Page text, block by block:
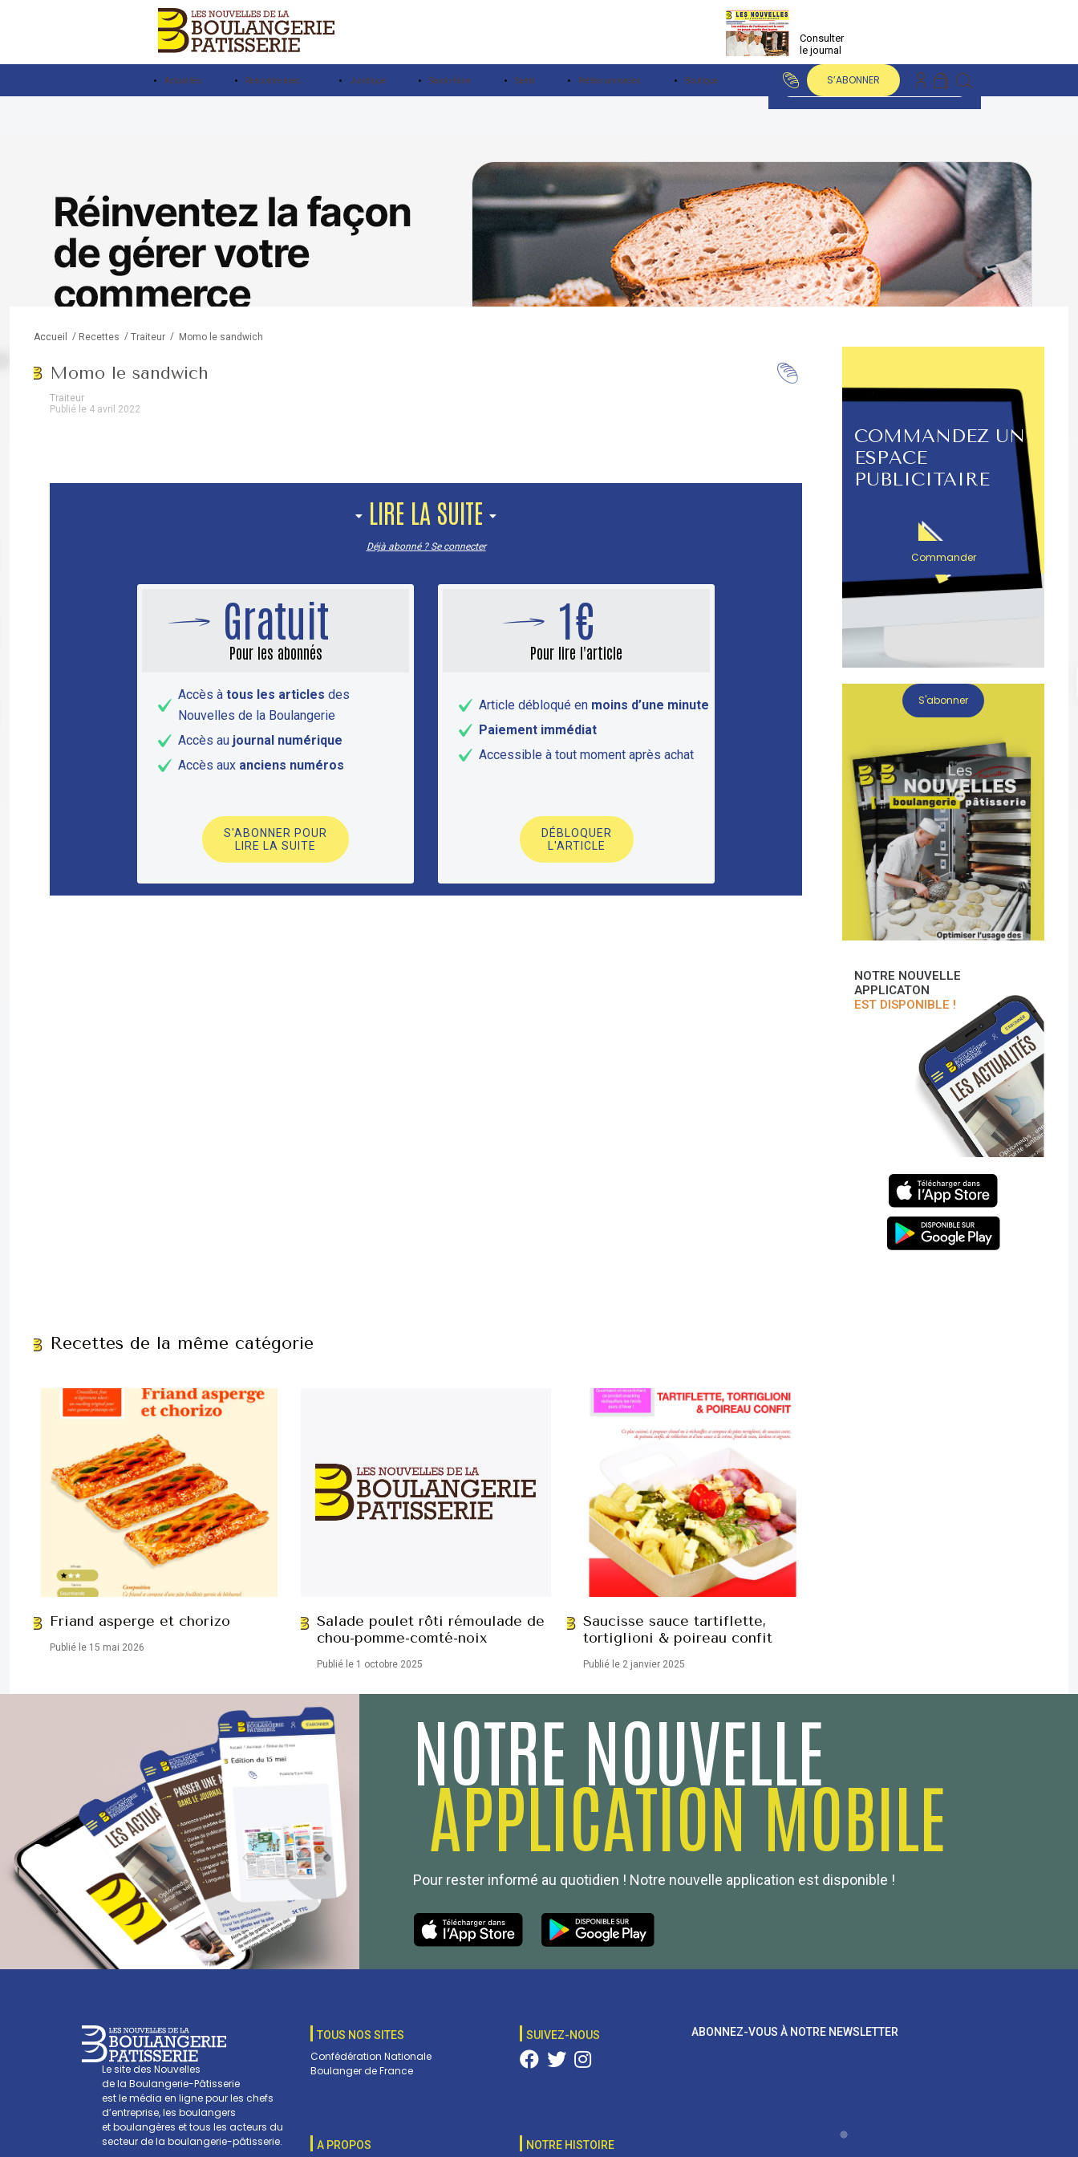
Consulter
le journal
Actualités Rencontre avec… Juridique Savoir-faire Santé Petites annonces Boutique S’ABONNER
Accueil / Recettes / Traiteur / Momo le sandwich
Momo le sandwich
Traiteur
Publié le 4 avril 2022
LIRE LA SUITE
Déjà abonné ? Se connecter
Gratuit
Pour les abonnés
Accès à tous les articles des
Nouvelles de la Boulangerie
Accès au journal numérique
Accès aux anciens numéros
S'ABONNER POUR
LIRE LA SUITE
1€
Pour lire l'article
Article débloqué en moins d’une minute
Paiement immédiat
Accessible à tout moment après achat
DÉBLOQUER
L'ARTICLE
COMMANDEZ UN
ESPACE
PUBLICITAIRE
Commander
S'abonner
NOTRE NOUVELLE
APPLICATON
EST DISPONIBLE !
Recettes de la même catégorie
Friand asperge et chorizo
Publié le 15 mai 2026
Salade poulet rôti rémoulade de
chou-pomme-comté-noix
Publié le 1 octobre 2025
Saucisse sauce tartiflette,
tortiglioni & poireau confit
Publié le 2 janvier 2025
NOTRE NOUVELLE
APPLICATION MOBILE
Pour rester informé au quotidien ! Notre nouvelle application est disponible !
Le site des Nouvelles
de la Boulangerie-Pâtisserie
est le média en ligne pour les chefs
d’entreprise, les boulangers
et boulangères et tous les acteurs du
secteur de la boulangerie-pâtisserie.
TOUS NOS SITES
Confédération Nationale
Boulanger de France
SUIVEZ-NOUS
A PROPOS NOTRE HISTOIRE
ABONNEZ-VOUS À NOTRE NEWSLETTER